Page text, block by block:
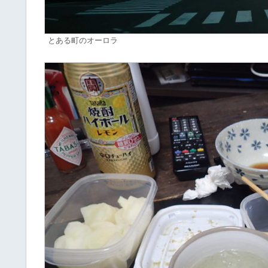
とある町のオーロラ